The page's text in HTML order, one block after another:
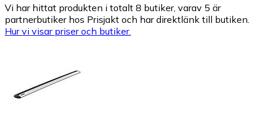
Vi har hittat produkten i totalt 8 butiker, varav 5 är
partnerbutiker hos Prisjakt och har direktlänk till butiken.
Hur vi visar priser och butiker.